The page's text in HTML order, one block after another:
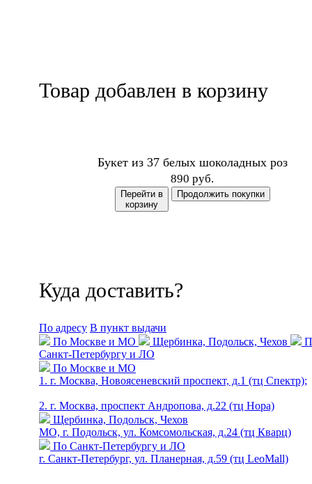
Товар добавлен в корзину
Букет из 37 белых шоколадных роз
890 руб.
Перейти в
корзину
Продолжить покупки
Куда доставить?
По адресу В пункт выдачи
По Москве и МО
Щербинка, Подольск, Чехов
Санкт-Петербургу и ЛО
По Москве и МО
1. г. Москва, Новоясеневский проспект, д.1 (тц Спектр);
2. г. Москва, проспект Андропова, д.22 (тц Нора)
Щербинка, Подольск, Чехов
МО, г. Подольск, ул. Комсомольская, д.24 (тц Кварц)
По Санкт-Петербургу и ЛО
г. Санкт-Петербург, ул. Планерная, д.59 (тц LeoMall)